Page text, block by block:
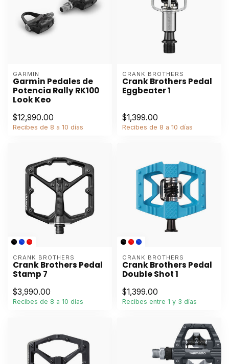
GARMIN
Garmin Pedales de
Potencia Rally RK100
Look Keo
$12,990.00
Recibes de 8 a 10 días
CRANK BROTHERS
Crank Brothers Pedal
Eggbeater 1
$1,399.00
Recibes de 8 a 10 días
CRANK BROTHERS
Crank Brothers Pedal
Stamp 7
$3,990.00
Recibes de 8 a 10 días
CRANK BROTHERS
Crank Brothers Pedal
Double Shot 1
$1,399.00
Recibes entre 1 y 3 días